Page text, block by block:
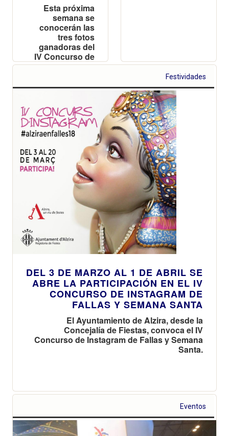
Esta próxima
semana se
conocerán las
tres fotos
ganadoras del
IV Concurso de
Instagram de
Festividades
DEL 3 DE MARZO AL 1 DE ABRIL SE
ABRE LA PARTICIPACIÓN EN EL IV
CONCURSO DE INSTAGRAM DE
FALLAS Y SEMANA SANTA
El Ayuntamiento de Alzira, desde la
Concejalía de Fiestas, convoca el IV
Concurso de Instagram de Fallas y Semana
Santa.
Eventos